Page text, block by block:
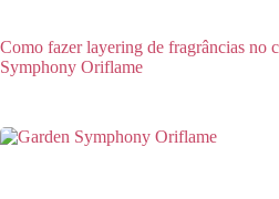
Como fazer layering de fragrâncias no
Symphony Oriflame